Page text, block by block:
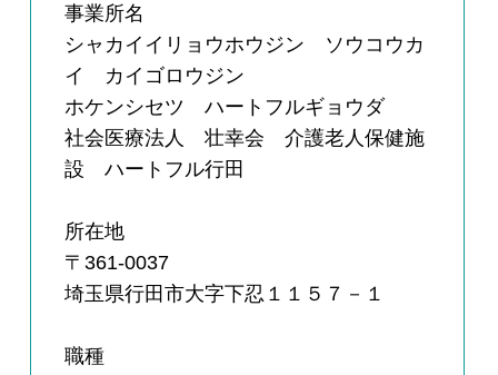
事業所名
シャカイイリョウホウジン ソウコウカ
イ カイゴロウジン
ホケンシセツ ハートフルギョウダ
社会医療法人 壮幸会 介護老人保健施
設 ハートフル行田
所在地
〒361-0037
埼玉県行田市大字下忍１１５７－１
職種